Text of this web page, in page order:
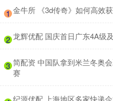
1 金牛所 《3d传奇》如何高效
2 龙辉优配 国庆首日广东4A级
3 简配资 中国队拿到米兰冬奥
赛
纪源优配 上海地区多家快递